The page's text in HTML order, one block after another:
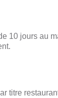
10 jours au
titre